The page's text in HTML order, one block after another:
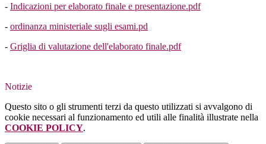
- Indicazioni per elaborato finale e presentazione.pdf
- ordinanza ministeriale sugli esami.pd
- Griglia di valutazione dell'elaborato finale.pdf
Notizie
Questo sito o gli strumenti terzi da questo utilizzati si avvalgono di
cookie necessari al funzionamento ed utili alle finalità illustrate nella
COOKIE POLICY.